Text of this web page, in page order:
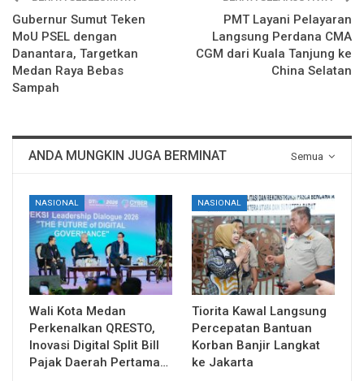
Gubernur Sumut Teken
MoU PSEL dengan
Danantara, Targetkan
Medan Raya Bebas
Sampah
PMT Layani Pelayaran
Langsung Perdana CMA
CGM dari Kuala Tanjung ke
China Selatan
Semua
ANDA MUNGKIN JUGA BERMINAT
NASIONAL
Wali Kota Medan
Perkenalkan QRESTO,
Inovasi Digital Split Bill
Pajak Daerah Pertama…
NASIONAL
Tiorita Kawal Langsung
Percepatan Bantuan
Korban Banjir Langkat
ke Jakarta